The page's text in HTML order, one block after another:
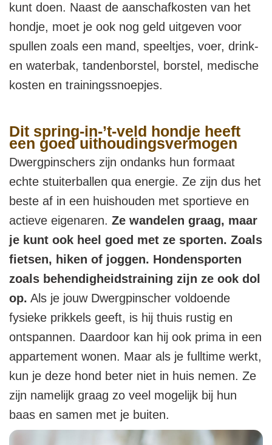
kunt doen. Naast de aanschafkosten van het
hondje, moet je ook nog geld uitgeven voor
spullen zoals een mand, speeltjes, voer, drink-
en waterbak, tandenborstel, borstel, medische
kosten en trainingssnoepjes.
Dit spring-in-’t-veld hondje heeft
een goed uithoudingsvermogen
Dwergpinschers zijn ondanks hun formaat
echte stuiterballen qua energie. Ze zijn dus het
beste af in een huishouden met sportieve en
actieve eigenaren. Ze wandelen graag, maar
je kunt ook heel goed met ze sporten. Zoals
fietsen, hiken of joggen. Hondensporten
zoals behendigheidstraining zijn ze ook dol
op. Als je jouw Dwergpinscher voldoende
fysieke prikkels geeft, is hij thuis rustig en
ontspannen. Daardoor kan hij ook prima in een
appartement wonen. Maar als je fulltime werkt,
kun je deze hond beter niet in huis nemen. Ze
zijn namelijk graag zo veel mogelijk bij hun
baas en samen met je buiten.